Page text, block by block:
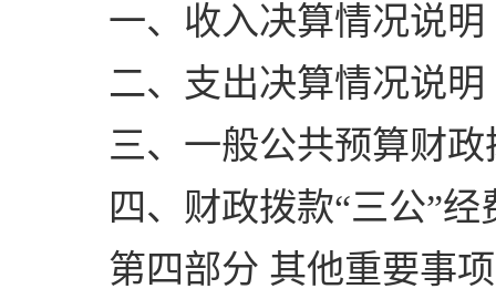
一、收入决算情况说明
二、支出决算情况说明
三、一般公共预算财
四、财政拨款“三公”
第四部分 其他重要事